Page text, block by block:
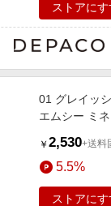
ストアに
01 グレイッ
エムシー ミ
￥ 2,530+送料
5.5%
ストアに